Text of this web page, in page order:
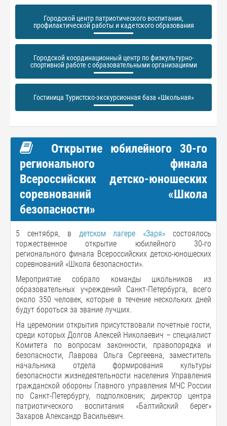
Городской центр патриотического воспитания,
профилактической работы и кадетского образования
Городской координационный центр по физкультурно-
спортивной работе с образовательными организациями
Гостиница Туристско-экскурсионная база «Школьная»
Открытие юбилейного 30-го
регионального финала
Всероссийских детско-юношеских
соревнований «Школа
безопасности»
5 сентября, в детском лагере «Заря» состоялось
торжественное открытие юбилейного 30-го
регионального финала Всероссийских детско-юношеских
соревнований «Школа безопасности».
Мероприятие собрало команды школьников из
образовательных учреждений Санкт-Петербурга, всего
около 350 человек, которые в течение нескольких дней
будут бороться за звание лучших.
На церемонии открытия присутствовали почетные гости,
среди которых Долгов Алексей Николаевич – специалист
Комитета по вопросам законности, правопорядка и
безопасности, Лаврова Ольга Сергеевна, заместитель
начальника отдела формирования культуры
безопасности жизнедеятельности населения Управления
гражданской обороны Главного управления МЧС России
по Санкт-Петербургу, подполковник; директор центра
патриотического воспитания «Балтийский берег»
Захаров Александр Васильевич.